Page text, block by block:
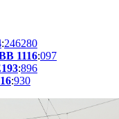
:246280
1116:097
:896
:930